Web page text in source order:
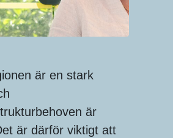
är en stark
är
är därför viktigt att